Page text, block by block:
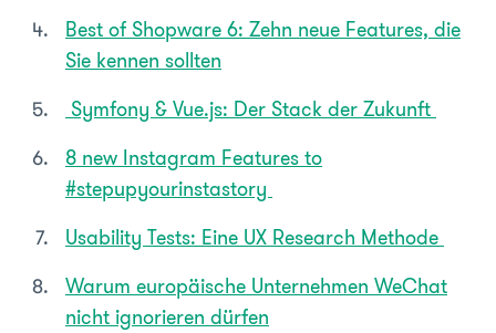
Best of Shopware 6: Zehn neue Features, die
Sie kennen sollten
Symfony & Vue.js: Der Stack der Zukunft
8 new Instagram Features to
#stepupyourinstastory
Usability Tests: Eine UX Research Methode
Warum europäische Unternehmen WeChat
nicht ignorieren dürfen